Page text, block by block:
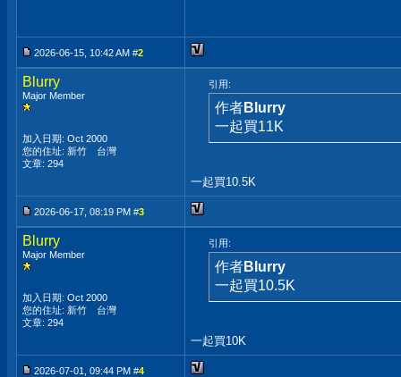
2026-06-15, 10:42 AM #2
Blurry
Major Member
加入日期: Oct 2000
您的住址: 新竹 台灣
文章: 294
引用:
作者Blurry
一起買11K
一起買10.5K
2026-06-17, 08:19 PM #3
Blurry
Major Member
加入日期: Oct 2000
您的住址: 新竹 台灣
文章: 294
引用:
作者Blurry
一起買10.5K
一起買10K
2026-07-01, 09:44 PM #4